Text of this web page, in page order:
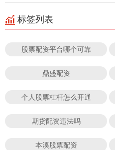
标签列表
股票配资平台哪个可靠
鼎盛配资
个人股票杠杆怎么开通
期货配资违法吗
本溪股票配资